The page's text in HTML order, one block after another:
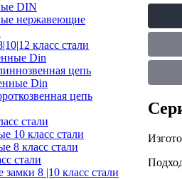
DIN
нержавеющие
класс стали
Din
цепь
Din
цепь
стали
10 класс стали
8 класс стали
стали
8 |10 класс стали